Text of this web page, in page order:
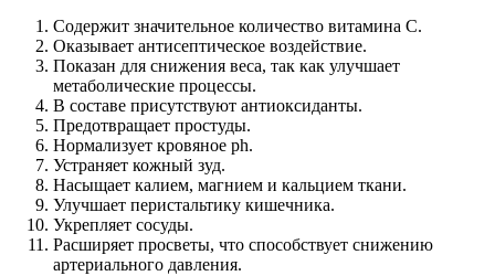
Содержит значительное количество витамина С.
Оказывает антисептическое воздействие.
Показан для снижения веса, так как улучшает
метаболические процессы.
В составе присутствуют антиоксиданты.
Предотвращает простуды.
Нормализует кровяное ph.
Устраняет кожный зуд.
Насыщает калием, магнием и кальцием ткани.
Улучшает перистальтику кишечника.
Укрепляет сосуды.
Расширяет просветы, что способствует снижению
артериального давления.